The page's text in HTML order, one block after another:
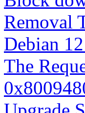
Removal
Debian
The